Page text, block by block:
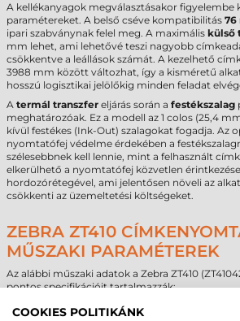
A kellékanyagok megválasztásakor figyelembe
paramétereket. A belső cséve kompatibilitás 76
ipari szabványnak felel meg. A maximális külső
mm lehet, ami lehetővé teszi nagyobb
csökkentve a leállások számát. A kezelhető
3988 mm között változhat, így a kisméretű
hosszú logisztikai jelölőkig minden feladat
A termál transzfer eljárás során a festékszalag
meghatározóak. Ez a modell az 1 colos (25,4
kívül festékes (Ink-Out) szalagokat fogadja. Az
nyomtatófej védelme érdekében a
szélesebbnek kell lennie, mint a felhasznált
elkerülhető a nyomtatófej közvetlen
hordozórétegével, ami jelentősen növeli az
csökkenti az üzemeltetési költségeket.
ZEBRA ZT410
MŰSZAKI PARAMÉTEREK
Az alábbi műszaki adatok a Zebra ZT410
pontos specifikációit tartalmazzák:
Márka
COOKIES POLITIKÁNK